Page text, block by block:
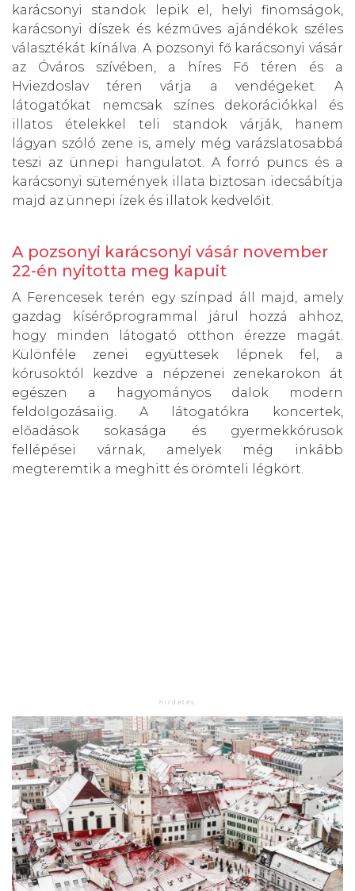
karácsonyi standok lepik el, helyi finomságok,
karácsonyi díszek és kézműves ajándékok széles
választékát kínálva. A pozsonyi fő karácsonyi vásár
az Óváros szívében, a híres Fő téren és a
Hviezdoslav téren várja a vendégeket. A
látogatókat nemcsak színes dekorációkkal és
illatos ételekkel teli standok várják, hanem
lágyan szóló zene is, amely még varázslatosabbá
teszi az ünnepi hangulatot. A forró puncs és a
karácsonyi sütemények illata biztosan idecsábítja
majd az ünnepi ízek és illatok kedvelőit.
A pozsonyi karácsonyi vásár november
22-én nyitotta meg kapuit
A Ferencesek terén egy színpad áll majd, amely
gazdag kísérőprogrammal járul hozzá ahhoz,
hogy minden látogató otthon érezze magát.
Különféle zenei együttesek lépnek fel, a
kórusoktól kezdve a népzenei zenekarokon át
egészen a hagyományos dalok modern
feldolgozásaiig. A látogatókra koncertek,
előadások sokasága és gyermekkórusok
fellépései várnak, amelyek még inkább
megteremtik a meghitt és örömteli légkört.